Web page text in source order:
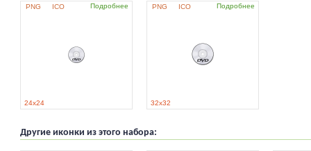
PNG ICO Подробнее
24x24
PNG ICO Подробнее
32x32
Другие иконки из этого набора: